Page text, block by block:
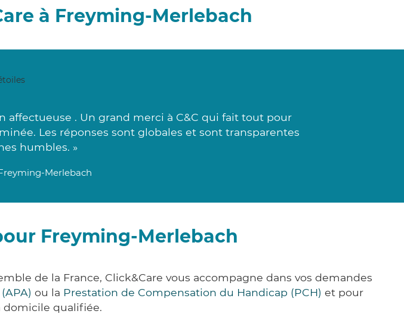
à Freyming-Merlebach
. Un grand merci à C&C qui fait tout pour
Les réponses sont globales et sont transparentes
humbles. »
Merlebach
Freyming-Merlebach
de la France, Click&Care vous accompagne dans vos demandes
ou la Prestation de Compensation du Handicap (PCH) et pour
domicile qualifiée.